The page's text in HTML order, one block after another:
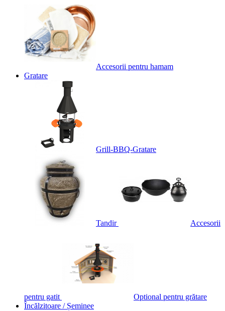
Accesorii pentru hamam
Gratare
Grill-BBQ-Gratare
Tandir Accesorii
pentru gatit
Optional pentru grătare
Încălzitoare / Șeminee